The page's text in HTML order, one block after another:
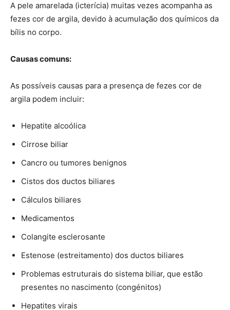
A pele amarelada (icterícia) muitas vezes acompanha as
fezes cor de argila, devido à acumulação dos químicos da
bílis no corpo.
Causas comuns:
As possíveis causas para a presença de fezes cor de
argila podem incluir:
Hepatite alcoólica
Cirrose biliar
Cancro ou tumores benignos
Cistos dos ductos biliares
Cálculos biliares
Medicamentos
Colangite esclerosante
Estenose (estreitamento) dos ductos biliares
Problemas estruturais do sistema biliar, que estão
presentes no nascimento (congénitos)
Hepatites virais